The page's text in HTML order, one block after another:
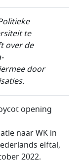
te
over de
door
opening
naar WK in
elftal,
2022.